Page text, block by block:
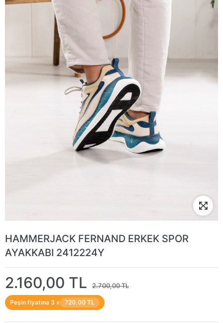
HAMMERJACK FERNAND ERKEK SPOR
AYAKKABI 2412224Y
2.160,00 TL 2.700,00 TL
Peşin fiyatına 3 x 720,00 TL